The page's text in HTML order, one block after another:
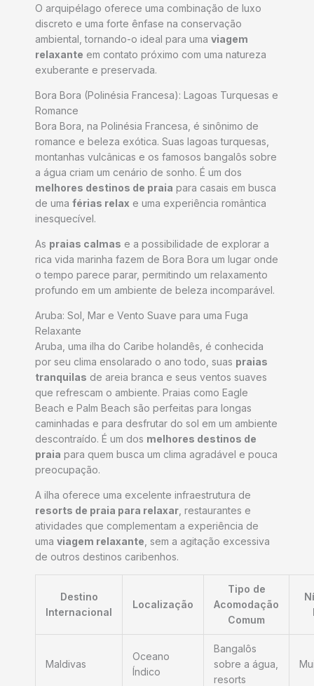
O arquipélago oferece uma combinação de luxo
discreto e uma forte ênfase na conservação
ambiental, tornando-o ideal para uma viagem
relaxante em contato próximo com uma natureza
exuberante e preservada.
Bora Bora (Polinésia Francesa): Lagoas Turquesas e
Romance
Bora Bora, na Polinésia Francesa, é sinônimo de
romance e beleza exótica. Suas lagoas turquesas,
montanhas vulcânicas e os famosos bangalôs sobre
a água criam um cenário de sonho. É um dos
melhores destinos de praia para casais em busca
de uma férias relax e uma experiência romântica
inesquecível.
As praias calmas e a possibilidade de explorar a
rica vida marinha fazem de Bora Bora um lugar onde
o tempo parece parar, permitindo um relaxamento
profundo em um ambiente de beleza incomparável.
Aruba: Sol, Mar e Vento Suave para uma Fuga
Relaxante
Aruba, uma ilha do Caribe holandês, é conhecida
por seu clima ensolarado o ano todo, suas praias
tranquilas de areia branca e seus ventos suaves
que refrescam o ambiente. Praias como Eagle
Beach e Palm Beach são perfeitas para longas
caminhadas e para desfrutar do sol em um ambiente
descontraído. É um dos melhores destinos de
praia para quem busca um clima agradável e pouca
preocupação.
A ilha oferece uma excelente infraestrutura de
resorts de praia para relaxar , restaurantes e
atividades que complementam a experiência de
uma viagem relaxante , sem a agitação excessiva
de outros destinos caribenhos.
Destino
Internacional
Localização
Tipo de
Acomodação
Comum
Maldivas
Oceano
Índico
Bangalôs
sobre a água,
resorts